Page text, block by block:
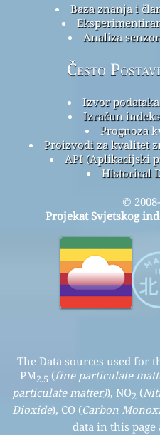
Baza znanja i
Analiza
Često
Izvor
Izračun
Prognoza
Proizvodi za kvalitet
API (Aplikacijski
Historical
©
Projekat Svjetskog
The Data sources used for
PM2.5 (fine particulate
particulate matter)), NO2 (
Dioxide), CO (Carbon
data in this